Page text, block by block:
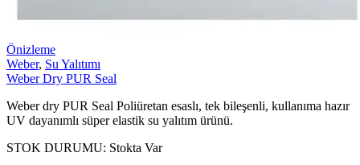
Önizleme
Weber, Su Yalıtımı
Weber Dry PUR Seal
Weber dry PUR Seal Poliüretan esaslı, tek bileşenli, kullanıma hazır
UV dayanımlı süper elastik su yalıtım ürünü.
STOK DURUMU: Stokta Var